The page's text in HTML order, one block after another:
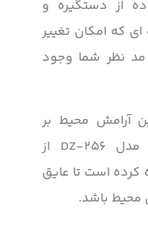
از دستگیره و
که امکان تغییر
نظر شما وجود
آرامش محیط بر
عهده دارد درب ضد سرقت مدل DZ-256 از
کرده است تا عایق
محیط باشد.